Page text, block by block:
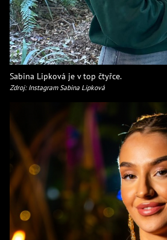
Sabina Lipková je v top čtyřce.
Zdroj: Instagram Sabina Lipková